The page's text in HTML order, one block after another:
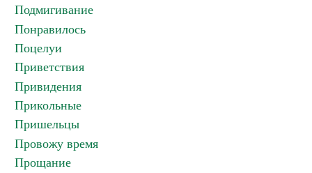
Подмигивание
Понравилось
Поцелуи
Приветствия
Привидения
Прикольные
Пришельцы
Провожу время
Прощание